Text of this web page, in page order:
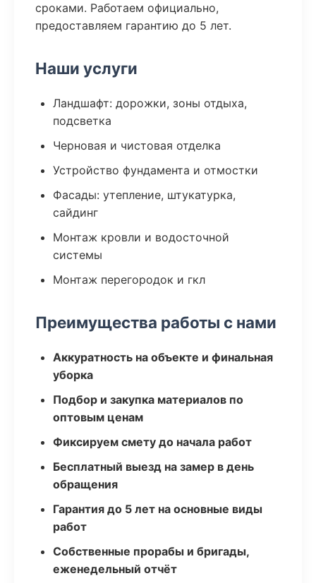
сроками. Работаем официально,
предоставляем гарантию до 5 лет.
Наши услуги
Ландшафт: дорожки, зоны отдыха,
подсветка
Черновая и чистовая отделка
Устройство фундамента и отмостки
Фасады: утепление, штукатурка,
сайдинг
Монтаж кровли и водосточной
системы
Монтаж перегородок и гкл
Преимущества работы с нами
Аккуратность на объекте и финальная
уборка
Подбор и закупка материалов по
оптовым ценам
Фиксируем смету до начала работ
Бесплатный выезд на замер в день
обращения
Гарантия до 5 лет на основные виды
работ
Собственные прорабы и бригады,
еженедельный отчёт